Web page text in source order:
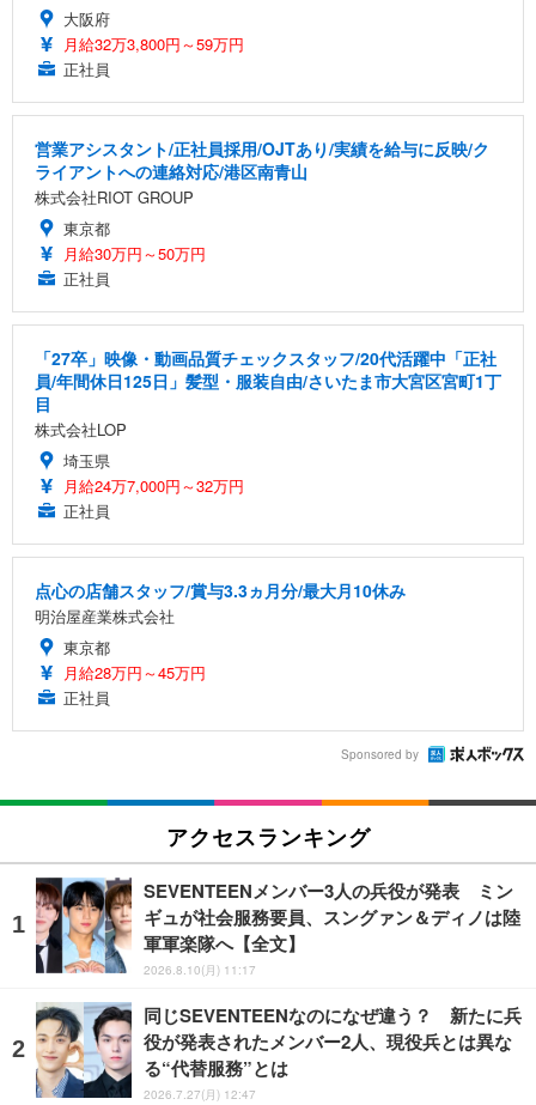
大阪府
月給32万3,800円～59万円
正社員
営業アシスタント/正社員採用/OJTあり/実績を給与に反映/ク
ライアントへの連絡対応/港区南青山
株式会社RIOT GROUP
東京都
月給30万円～50万円
正社員
「27卒」映像・動画品質チェックスタッフ/20代活躍中「正社
員/年間休日125日」髪型・服装自由/さいたま市大宮区宮町1丁
目
株式会社LOP
埼玉県
月給24万7,000円～32万円
正社員
点心の店舗スタッフ/賞与3.3ヵ月分/最大月10休み
明治屋産業株式会社
東京都
月給28万円～45万円
正社員
Sponsored by
アクセスランキング
SEVENTEENメンバー3人の兵役が発表 ミン
ギュが社会服務要員、スングァン＆ディノは陸
軍軍楽隊へ【全文】
2026.8.10(月) 11:17
同じSEVENTEENなのになぜ違う？ 新たに兵
役が発表されたメンバー2人、現役兵とは異な
る“代替服務”とは
2026.7.27(月) 12:47